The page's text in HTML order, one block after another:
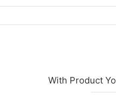
With Product